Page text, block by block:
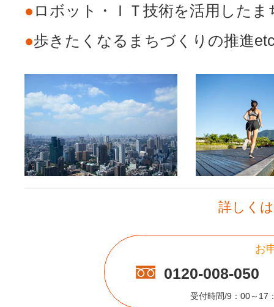
● ロボット・ＩＴ技術を活用した
●歩きたくなるまちづくりの推進
詳しく
お
0120-008-050
受付時間/9：00～17